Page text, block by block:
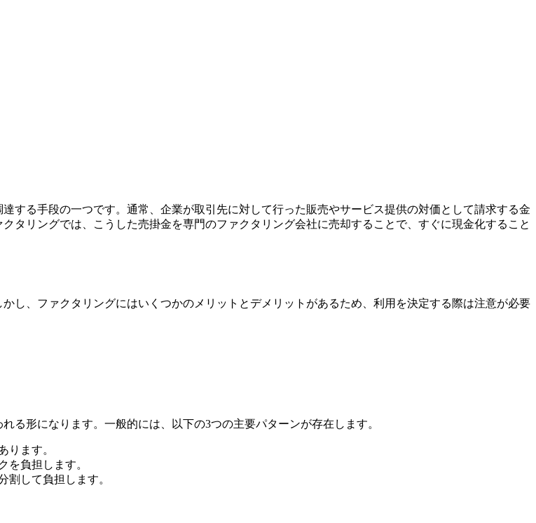
する手段の一つです。通常、企業が取引先に対して行った販売やサービス提供の対価として請求する金
タリングでは、こうした売掛金を専門のファクタリング会社に売却することで、すぐに現金化すること
し、ファクタリングにはいくつかのメリットとデメリットがあるため、利用を決定する際は注意が必要
る形になります。一般的には、以下の3つの主要パターンが存在します。
ります。
を負担します。
割して負担します。